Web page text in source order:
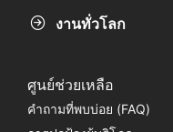
งานทั่วโลก
ศูนย์ช่วยเหลือ
คำถามที่พบบ่อย (FAQ)